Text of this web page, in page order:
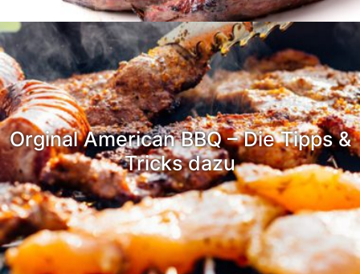
Orginal American BBQ – Die Tipps &
Tricks dazu